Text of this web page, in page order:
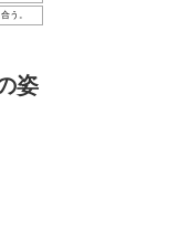
う。
姿